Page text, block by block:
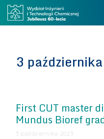
3
First CUT master
Mundus Bioref
3 października 2023